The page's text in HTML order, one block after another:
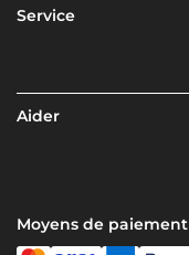
Service
Aider
Moyens de paiement